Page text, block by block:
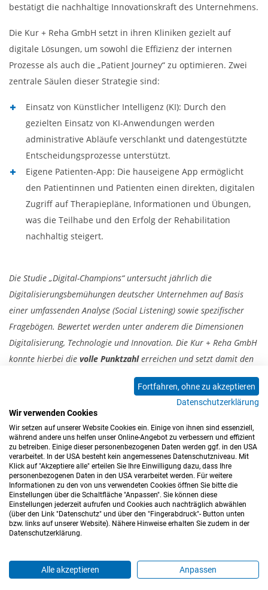
bestätigt die nachhaltige Innovationskraft des Unternehmens.
Die Kur + Reha GmbH setzt in ihren Kliniken gezielt auf
digitale Lösungen, um sowohl die Effizienz der internen
Prozesse als auch die „Patient Journey“ zu optimieren. Zwei
zentrale Säulen dieser Strategie sind:
Einsatz von Künstlicher Intelligenz (KI): Durch den
gezielten Einsatz von KI-Anwendungen werden
administrative Abläufe verschlankt und datengestützte
Entscheidungsprozesse unterstützt.
Eigene Patienten-App: Die hauseigene App ermöglicht
den Patientinnen und Patienten einen direkten, digitalen
Zugriff auf Therapiepläne, Informationen und Übungen,
was die Teilhabe und den Erfolg der Rehabilitation
nachhaltig steigert.
Die Studie „Digital-Champions“ untersucht jährlich die
Digitalisierungsbemühungen deutscher Unternehmen auf Basis
einer umfassenden Analyse (Social Listening) sowie spezifischer
Fragebögen. Bewertet werden unter anderem die Dimensionen
Digitalisierung, Technologie und Innovation. Die Kur + Reha GmbH
konnte hierbei die volle Punktzahlerreichen und setzt damit den
Zurück
Impressum Datenschutz Barrierefreiheitserklärung
Hinweisgeberkanal Blog Mitarbeiter*innen
Fortfahren, ohne zu akzeptieren
Datenschutzerklärung
Wir verwenden Cookies
Wir setzen auf unserer Website Cookies ein. Einige von ihnen sind essenziell,
während andere uns helfen unser Online-Angebot zu verbessern und effizient
zu betreiben. Einige dieser personenbezogenen Daten werden ggf. in den USA
verarbeitet. In der USA besteht kein angemessenes Datenschutzniveau. Mit
Klick auf "Akzeptiere alle" erteilen Sie Ihre Einwilligung dazu, dass Ihre
personenbezogenen Daten in den USA verarbeitet werden. Für weitere
Informationen zu den von uns verwendeten Cookies öffnen Sie bitte die
Einstellungen über die Schaltfläche "Anpassen". Sie können diese
Einstellungen jederzeit aufrufen und Cookies auch nachträglich abwählen
(über den Link "Datenschutz" und über den "Fingerabdruck"- Button unten
bzw. links auf unserer Website). Nähere Hinweise erhalten Sie zudem in der
Datenschutzerklärung.
Alle akzeptieren Anpassen